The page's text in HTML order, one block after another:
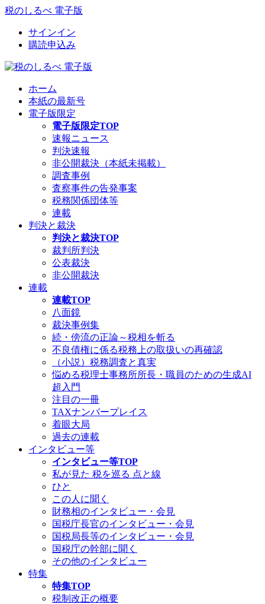
税のしるべ 電子版
サインイン
購読申込み
ホーム
本紙の最新号
電子版限定
電子版限定TOP
速報ニュース
判決速報
非公開裁決（本紙未掲載）
調査事例
査察事件の告発事案
税務関係団体等
連載
判決と裁決
判決と裁決TOP
裁判所判決
公表裁決
非公開裁決
連載
連載TOP
八面鏡
裁決事例集
続・傍流の正論～税相を斬る
不良債権に係る税務上の取扱いの再確認
（小説）税務調査と真実
悩める税理士事務所所長・職員のための生成AI
超入門
注目の一冊
TAXナンバープレイス
着眼大局
過去の連載
インタビュー等
インタビュー等TOP
私が見た 税を巡る 点と線
ひと
この人に聞く
財務相のインタビュー・会見
国税庁長官のインタビュー・会見
国税局長等のインタビュー・会見
国税庁の幹部に聞く
その他のインタビュー
特集
特集TOP
税制改正の概要